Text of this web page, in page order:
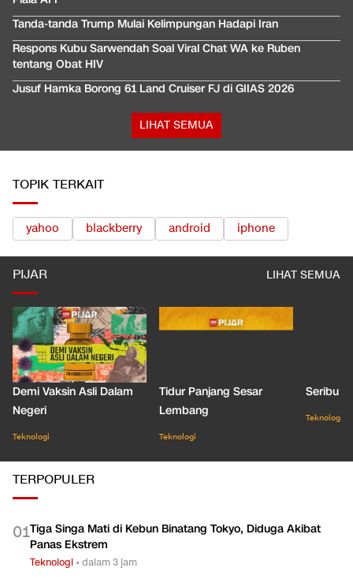
Tanda-tanda Trump Mulai Kelimpungan Hadapi Iran
Respons Kubu Sarwendah Soal Viral Chat WA ke Ruben
tentang Obat HIV
Jusuf Hamka Borong 61 Land Cruiser FJ di GIIAS 2026
LIHAT SEMUA
TOPIK TERKAIT
yahoo blackberry android iphone
PIJAR LIHAT SEMUA
Demi Vaksin Asli Dalam
Negeri
Teknologi
Tidur Panjang Sesar
Lembang
Teknologi
Seribu
Teknologi
TERPOPULER
01Tiga Singa Mati di Kebun Binatang Tokyo, Diduga Akibat
Panas Ekstrem
Teknologi •dalam 3 jam